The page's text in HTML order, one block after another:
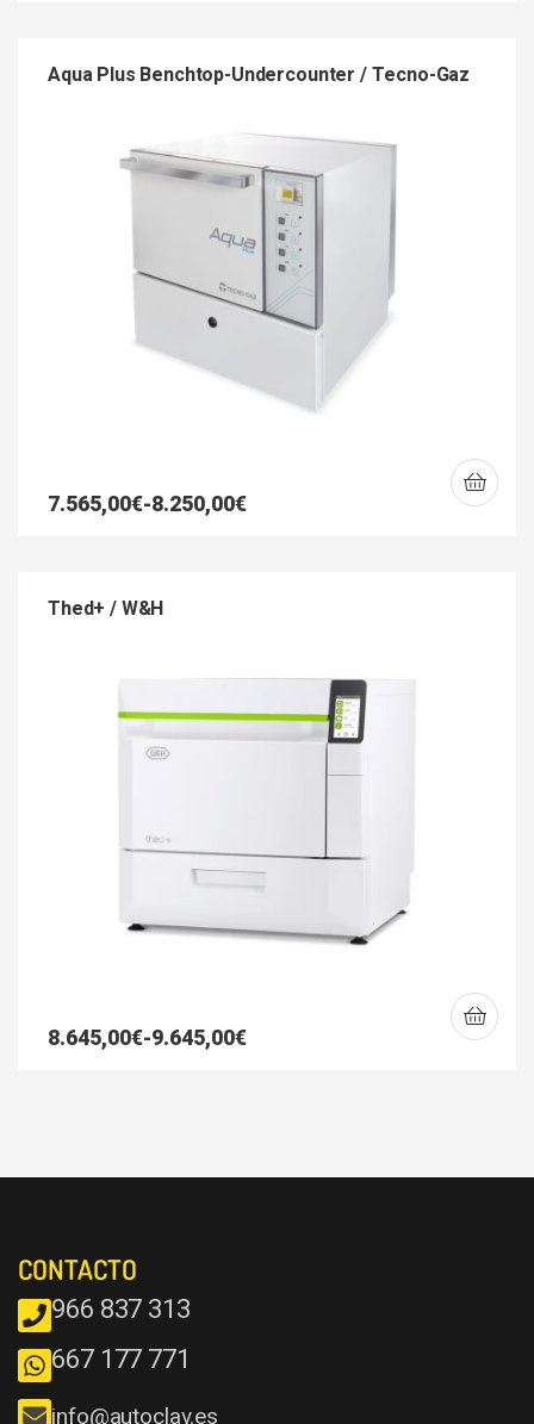
Aqua Plus Benchtop-Undercounter / Tecno-Gaz
7.565,00€-8.250,00€
Thed+ / W&H
8.645,00€-9.645,00€
CONTACTO
966 837 313
667 177 771
info@autoclav.es